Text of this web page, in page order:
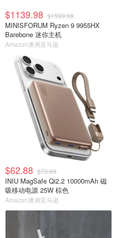
$1139.98 $1599.99
MINISFORUM Ryzen 9 9955HX
Barebone 迷你主机
Amazon澳洲亚马逊
$62.88 $73.99
INIU MagSafe Qi2.2 10000mAh 磁
吸移动电源 25W 棕色
Amazon澳洲亚马逊